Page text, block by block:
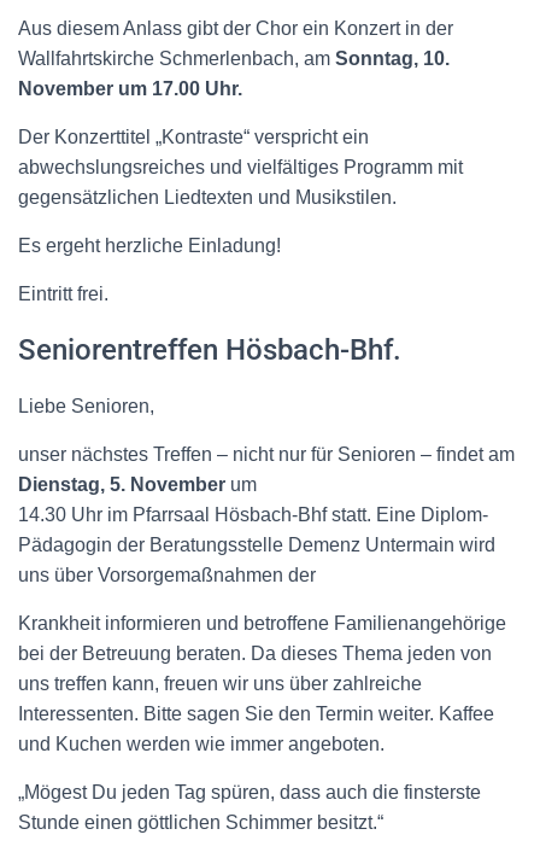
Aus diesem Anlass gibt der Chor ein Konzert in der
Wallfahrtskirche Schmerlenbach, am Sonntag, 10.
November um 17.00 Uhr.
Der Konzerttitel „Kontraste“ verspricht ein
abwechslungsreiches und vielfältiges Programm mit
gegensätzlichen Liedtexten und Musikstilen.
Es ergeht herzliche Einladung!
Eintritt frei.
Seniorentreffen Hösbach-Bhf.
Liebe Senioren,
unser nächstes Treffen – nicht nur für Senioren – findet am
Dienstag, 5. November um
14.30 Uhr im Pfarrsaal Hösbach-Bhf statt. Eine Diplom-
Pädagogin der Beratungsstelle Demenz Untermain wird
uns über Vorsorgemaßnahmen der
Krankheit informieren und betroffene Familienangehörige
bei der Betreuung beraten. Da dieses Thema jeden von
uns treffen kann, freuen wir uns über zahlreiche
Interessenten. Bitte sagen Sie den Termin weiter. Kaffee
und Kuchen werden wie immer angeboten.
„Mögest Du jeden Tag spüren, dass auch die finsterste
Stunde einen göttlichen Schimmer besitzt.“